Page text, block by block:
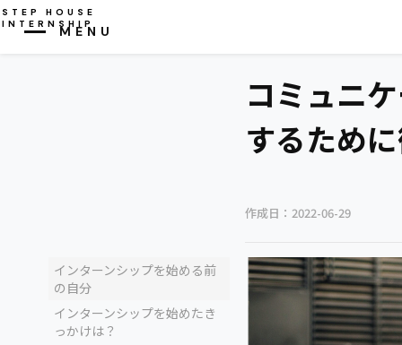
MENU
STEP HOUSE
INTERNSHIP
コミュニ
するため
作成日：2022-06-29
インターンシップを始める前
の自分
インターンシップを始めたき
っかけは？